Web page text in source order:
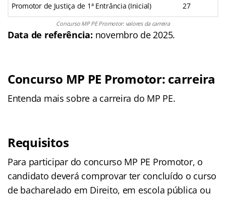
Promotor de Justiça de 1ª Entrância (Inicial) 27
Concurso MP PE Promotor: valores da carreira
Data de referência: novembro de 2025.
Concurso MP PE Promotor: carreira
Entenda mais sobre a carreira do MP PE.
Requisitos
Para participar do concurso MP PE Promotor, o
candidato deverá comprovar ter concluído o curso
de bacharelado em Direito, em escola pública ou